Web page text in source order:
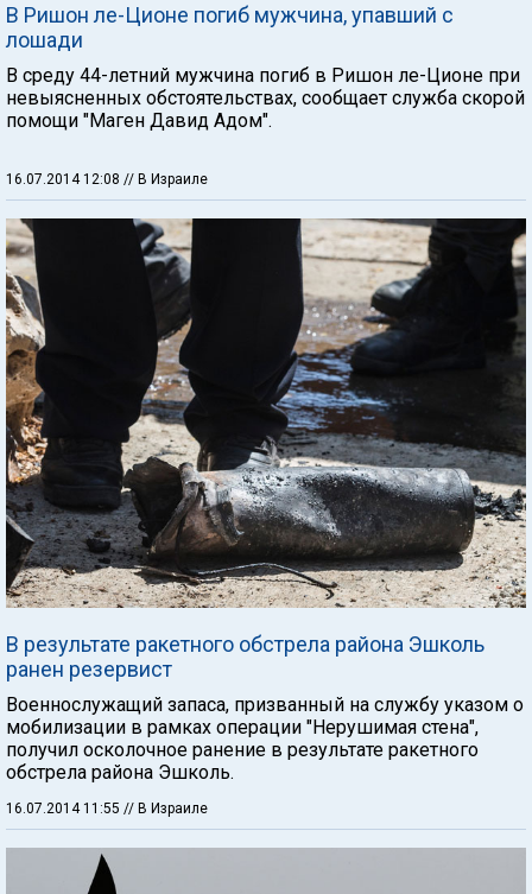
В Ришон ле-Ционе погиб мужчина, упавший с
лошади
В среду 44-летний мужчина погиб в Ришон ле-Ционе при
невыясненных обстоятельствах, сообщает служба скорой
помощи "Маген Давид Адом".
16.07.2014 12:08 // В Израиле
В результате ракетного обстрела района Эшколь
ранен резервист
Военнослужащий запаса, призванный на службу указом о
мобилизации в рамках операции "Нерушимая стена",
получил осколочное ранение в результате ракетного
обстрела района Эшколь.
16.07.2014 11:55 // В Израиле